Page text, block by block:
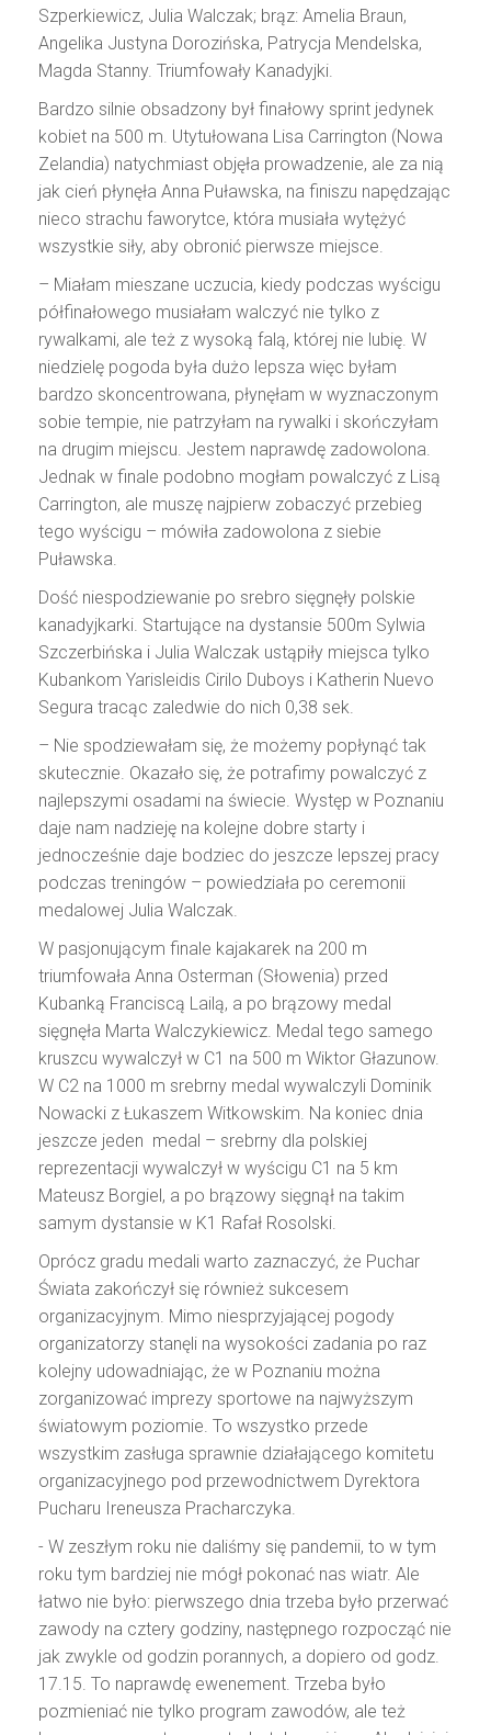
Szperkiewicz, Julia Walczak; brąz: Amelia Braun,
Angelika Justyna Dorozińska, Patrycja Mendelska,
Magda Stanny. Triumfowały Kanadyjki.
Bardzo silnie obsadzony był finałowy sprint jedynek
kobiet na 500 m. Utytułowana Lisa Carrington (Nowa
Zelandia) natychmiast objęła prowadzenie, ale za nią
jak cień płynęła Anna Puławska, na finiszu napędzając
nieco strachu faworytce, która musiała wytężyć
wszystkie siły, aby obronić pierwsze miejsce.
– Miałam mieszane uczucia, kiedy podczas wyścigu
półfinałowego musiałam walczyć nie tylko z
rywalkami, ale też z wysoką falą, której nie lubię. W
niedzielę pogoda była dużo lepsza więc byłam
bardzo skoncentrowana, płynęłam w wyznaczonym
sobie tempie, nie patrzyłam na rywalki i skończyłam
na drugim miejscu. Jestem naprawdę zadowolona.
Jednak w finale podobno mogłam powalczyć z Lisą
Carrington, ale muszę najpierw zobaczyć przebieg
tego wyścigu – mówiła zadowolona z siebie
Puławska.
Dość niespodziewanie po srebro sięgnęły polskie
kanadyjkarki. Startujące na dystansie 500m Sylwia
Szczerbińska i Julia Walczak ustąpiły miejsca tylko
Kubankom Yarisleidis Cirilo Duboys i Katherin Nuevo
Segura tracąc zaledwie do nich 0,38 sek.
– Nie spodziewałam się, że możemy popłynąć tak
skutecznie. Okazało się, że potrafimy powalczyć z
najlepszymi osadami na świecie. Występ w Poznaniu
daje nam nadzieję na kolejne dobre starty i
jednocześnie daje bodziec do jeszcze lepszej pracy
podczas treningów – powiedziała po ceremonii
medalowej Julia Walczak.
W pasjonującym finale kajakarek na 200 m
triumfowała Anna Osterman (Słowenia) przed
Kubanką Franciscą Lailą, a po brązowy medal
sięgnęła Marta Walczykiewicz. Medal tego samego
kruszcu wywalczył w C1 na 500 m Wiktor Głazunow.
W C2 na 1000 m srebrny medal wywalczyli Dominik
Nowacki z Łukaszem Witkowskim. Na koniec dnia
jeszcze jeden medal – srebrny dla polskiej
reprezentacji wywalczył w wyścigu C1 na 5 km
Mateusz Borgiel, a po brązowy sięgnął na takim
samym dystansie w K1 Rafał Rosolski.
Oprócz gradu medali warto zaznaczyć, że Puchar
Świata zakończył się również sukcesem
organizacyjnym. Mimo niesprzyjającej pogody
organizatorzy stanęli na wysokości zadania po raz
kolejny udowadniając, że w Poznaniu można
zorganizować imprezy sportowe na najwyższym
światowym poziomie. To wszystko przede
wszystkim zasługa sprawnie działającego komitetu
organizacyjnego pod przewodnictwem Dyrektora
Pucharu Ireneusza Pracharczyka.
- W zeszłym roku nie daliśmy się pandemii, to w tym
roku tym bardziej nie mógł pokonać nas wiatr. Ale
łatwo nie było: pierwszego dnia trzeba było przerwać
zawody na cztery godziny, następnego rozpocząć nie
jak zwykle od godzin porannych, a dopiero od godz.
17.15. To naprawdę ewenement. Trzeba było
pozmieniać nie tylko program zawodów, ale też